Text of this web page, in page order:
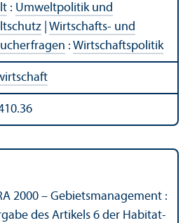
: Umweltpolitik und
Wirtschafts- und
: Wirtschafts­politik
2000 – Gebiets­management :
des Artikels 6 der Habitat-